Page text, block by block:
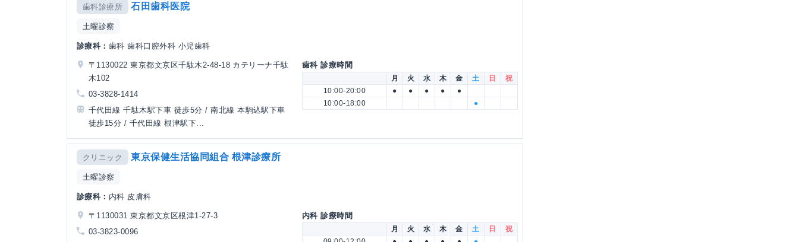
歯科診療所 石田歯科医院
土曜診察
診療科： 歯科 歯科口腔外科 小児歯科
〒1130022 東京都文京区千駄木2-48-18 カテリーナ千駄
木102
03-3828-1414
千代田線 千駄木駅下車 徒歩5分 / 南北線 本駒込駅下車
徒歩15分 / 千代田線 根津駅下...
歯科 診療時間
月 火 水 木 金 土 日
祝
10:00-20:00
● ● ● ●
●
10:00-18:00
●
クリニック 東京保健生活協同組合 根津診療所
土曜診察
診療科： 内科 皮膚科
〒1130031 東京都文京区根津1-27-3
03-3823-0096
内科 診療時間
月 火 水 木 金 土 日
祝